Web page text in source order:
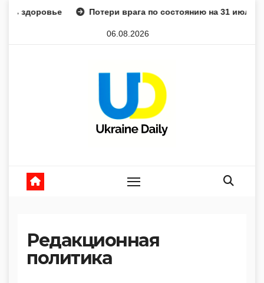
Потери врага по состоянию на 31 июля: сводка
06.08.2026
Редакционная
политика